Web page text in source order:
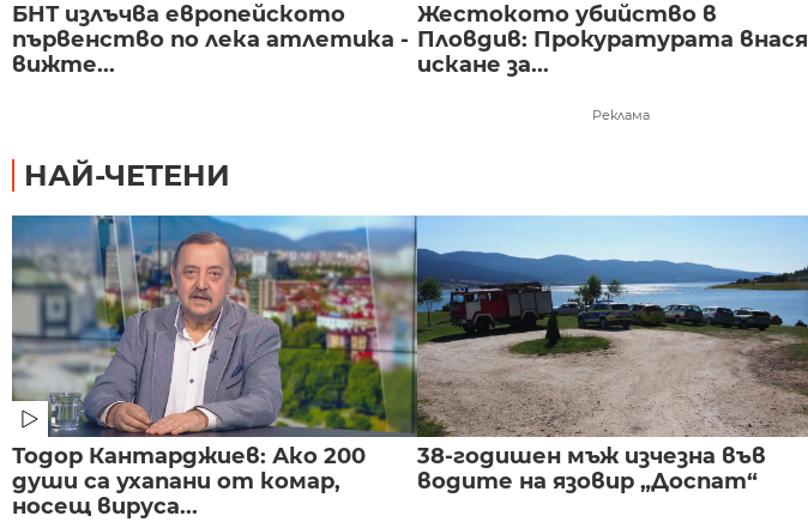
БНТ излъчва европейското
първенство по лека атлетика -
вижте...
Жестокото убийство в
Пловдив: Прокуратурата внася
искане за...
Реклама
НАЙ-ЧЕТЕНИ
Тодор Кантарджиев: Ако 200
души са ухапани от комар,
носещ вируса...
38-годишен мъж изчезна във
водите на язовир „Доспат“